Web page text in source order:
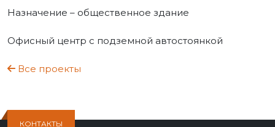
Назначение – общественное здание
Офисный центр с подземной автостоянкой
Все проекты
КОНТАКТЫ